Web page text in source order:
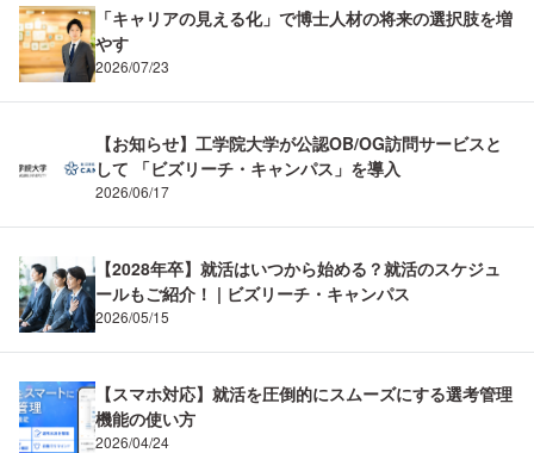
「キャリアの見える化」で博士人材の将来の選択肢を増
やす
2026/07/23
【お知らせ】工学院大学が公認OB/OG訪問サービスと
して 「ビズリーチ・キャンパス」を導入
2026/06/17
【2028年卒】就活はいつから始める？就活のスケジュ
ールもご紹介！ | ビズリーチ・キャンパス
2026/05/15
【スマホ対応】就活を圧倒的にスムーズにする選考管理
機能の使い方
2026/04/24